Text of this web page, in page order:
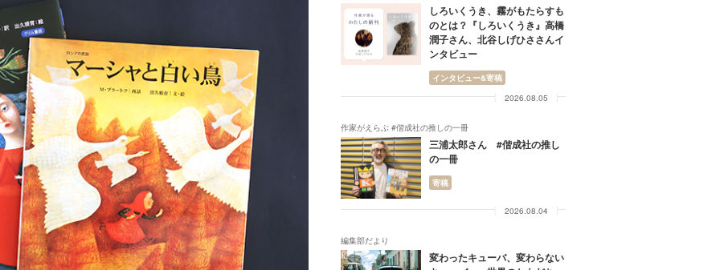
しろいくうき、霧がもたらすも
のとは？『しろいくうき』高橋
潤子さん、北谷しげひささんイ
ンタビュー
インタビュー&寄稿
2026.08.05
作家がえらぶ #偕成社の推しの一冊
三浦太郎さん #偕成社の推し
の一冊
寄稿
2026.08.04
編集部だより
変わったキューバ、変わらない